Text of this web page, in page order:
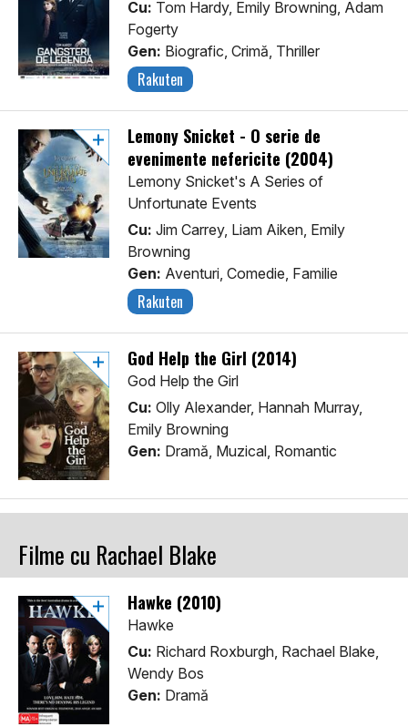
Cu: Tom Hardy, Emily Browning, Adam
Fogerty
Gen: Biografic, Crimă, Thriller
Rakuten
Lemony Snicket - O serie de
evenimente nefericite (2004)
Lemony Snicket's A Series of
Unfortunate Events
Cu: Jim Carrey, Liam Aiken, Emily
Browning
Gen: Aventuri, Comedie, Familie
Rakuten
God Help the Girl (2014)
God Help the Girl
Cu: Olly Alexander, Hannah Murray,
Emily Browning
Gen: Dramă, Muzical, Romantic
Filme cu Rachael Blake
Hawke (2010)
Hawke
Cu: Richard Roxburgh, Rachael Blake,
Wendy Bos
Gen: Dramă